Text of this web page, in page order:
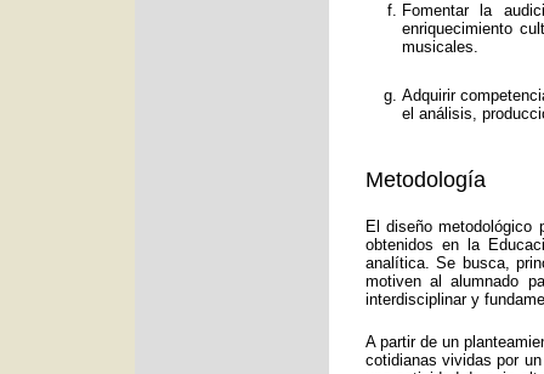
Fomentar la
enriquecimiento
musicales.
Adquirir
el análisis,
Metodología
El diseño metodológico
obtenidos en la
analítica. Se busca,
motiven al alumnado
interdisciplinar y
A partir de un
cotidianas vividas por